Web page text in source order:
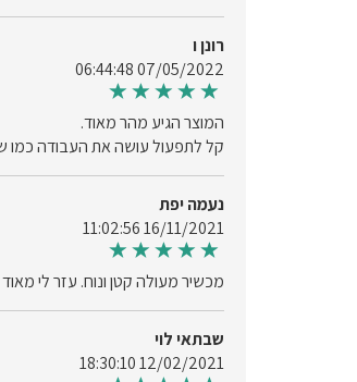
רונן ו
07/05/2022 06:44:48
המוצר הגיע מהר מאוד.
קל לתפעול עושה את העבודה כמו
נעמה יפת
16/11/2021 11:02:56
מכשיר מעולה קטן ונוח. עזר לי
שבתאי לוי
12/02/2021 18:30:10